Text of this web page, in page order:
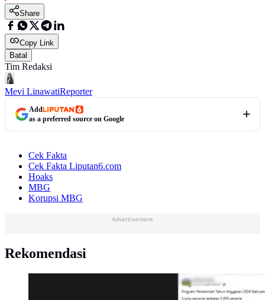
Share
Copy Link
Batal
Tim Redaksi
Mevi LinawatiReporter
Add
as a preferred source on Google
Cek Fakta
Cek Fakta Liputan6.com
Hoaks
MBG
Korupsi MBG
Advertisement
Rekomendasi